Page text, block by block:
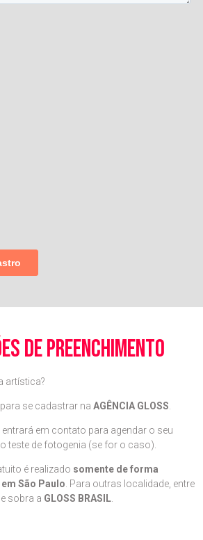
de preenchimento
artística?
se cadastrar na AGÊNCIA GLOSS
em contato para agendar o seu
teste de fotogenia (se for o caso).
é realizado somente de forma
São Paulo . Para outras localidade, entre
sobra a GLOSS BRASIL